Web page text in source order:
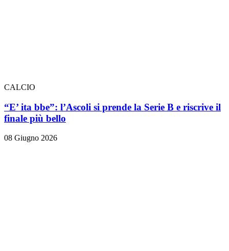
CALCIO
“E’ ita bbe”: l’Ascoli si prende la Serie B e riscrive il
finale più bello
08 Giugno 2026